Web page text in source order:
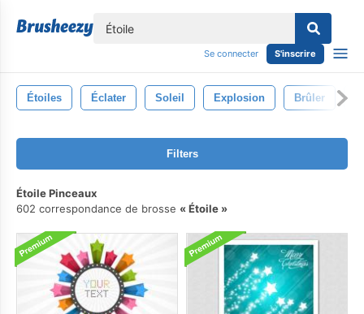
Se connecter S'inscrire
Étoiles Éclater Soleil Explosion Brûler
Filters
Étoile Pinceaux
602 correspondance de brosse
Étoile